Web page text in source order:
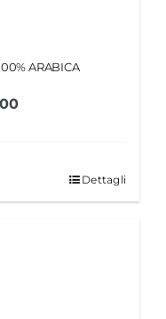
ARABICA
Il
€23.00.
Dettagli